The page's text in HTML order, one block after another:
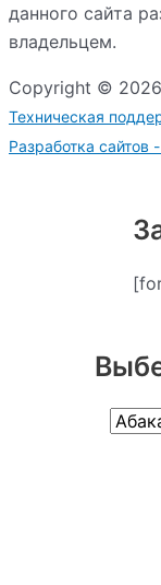
данного сайта
владельцем.
Copyright © 2026
Техническая
Разработка сайтов -